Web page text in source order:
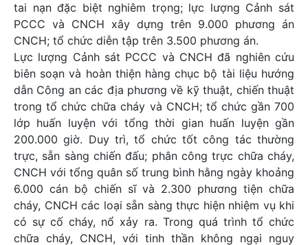
tai nạn đặc biệt nghiêm trọng; lực lượng Cảnh sát
PCCC và CNCH xây dựng trên 9.000 phương án
CNCH; tổ chức diễn tập trên 3.500 phương án.
Lực lượng Cảnh sát PCCC và CNCH đã nghiên cứu
biên soạn và hoàn thiện hàng chục bộ tài liệu hướng
dẫn Công an các địa phương về kỹ thuật, chiến thuật
trong tổ chức chữa cháy và CNCH; tổ chức gần 700
lớp huấn luyện với tổng thời gian huấn luyện gần
200.000 giờ. Duy trì, tổ chức tốt công tác thường
trực, sẵn sàng chiến đấu; phân công trực chữa cháy,
CNCH với tổng quân số trung bình hằng ngày khoảng
6.000 cán bộ chiến sĩ và 2.300 phương tiện chữa
cháy, CNCH các loại sẵn sàng thực hiện nhiệm vụ khi
có sự cố cháy, nổ xảy ra. Trong quá trình tổ chức
chữa cháy, CNCH, với tinh thần không ngại nguy